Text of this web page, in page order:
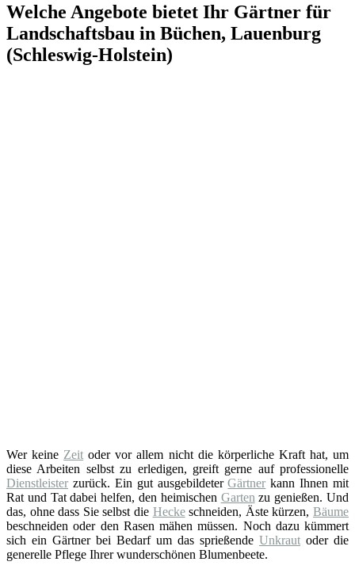
Welche Angebote bietet Ihr Gärtner für
Landschaftsbau in Büchen, Lauenburg
(Schleswig-Holstein)
Wer keine Zeit oder vor allem nicht die körperliche Kraft hat, um
diese Arbeiten selbst zu erledigen, greift gerne auf professionelle
Dienstleister zurück. Ein gut ausgebildeterGärtner kann Ihnen mit
Rat und Tat dabei helfen, den heimischen Garten zu genießen. Und
das, ohne dass Sie selbst die Heckeschneiden, Äste kürzen,Bäume
beschneiden oder den Rasen mähen müssen. Noch dazu kümmert
sich ein Gärtner bei Bedarf um das sprießende Unkraut oder die
generelle Pflege Ihrer wunderschönen Blumenbeete.